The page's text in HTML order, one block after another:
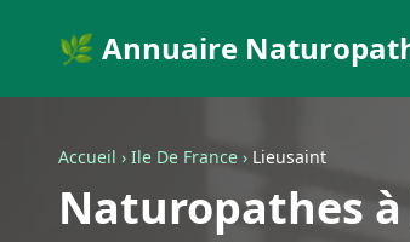
🌿 Annuaire
Accueil › Ile De France › Lieusaint
Naturopathes